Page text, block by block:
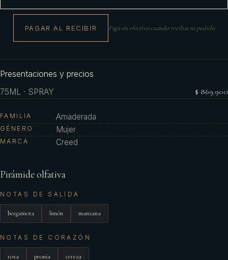
PAGAR AL RECIBIR Paga en efectivo cuando recibas tu pedido
Presentaciones y precios
75ML · SPRAY
$ 869.900
FAMILIA Amaderada
GÉNERO Mujer
MARCA Creed
Pirámide olfativa
NOTAS DE SALIDA
bergamota limón manzana
NOTAS DE CORAZÓN
rosa peonía cereza